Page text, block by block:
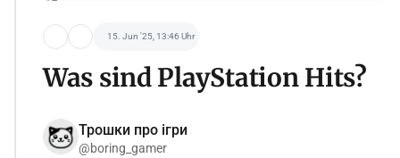
15. Jun '25, 13:46 Uhr
Was sind PlayStation Hits?
Трошки про ігри
@boring_gamer